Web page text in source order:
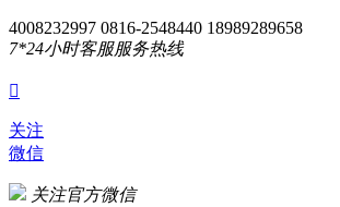
4008232997 0816-2548440 18989289658
7*24小时客服服务热线

关注
微信
关注官方微信